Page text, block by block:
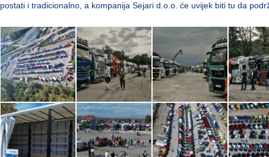
postati i tradicionalno, a kompanija Sejari d.o.o. će uvijek biti tu da